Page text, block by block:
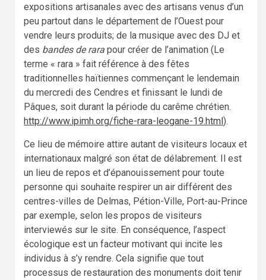
expositions artisanales avec des artisans venus d’un
peu partout dans le département de l’Ouest pour
vendre leurs produits; de la musique avec des DJ et
des bandes de rara pour créer de l’animation (Le
terme « rara » fait référence à des fêtes
traditionnelles haïtiennes commençant le lendemain
du mercredi des Cendres et finissant le lundi de
Pâques, soit durant la période du carême chrétien.
http://www.ipimh.org/fiche-rara-leogane-19.html).
Ce lieu de mémoire attire autant de visiteurs locaux et
internationaux malgré son état de délabrement. Il est
un lieu de repos et d’épanouissement pour toute
personne qui souhaite respirer un air différent des
centres-villes de Delmas, Pétion-Ville, Port-au-Prince
par exemple, selon les propos de visiteurs
interviewés sur le site. En conséquence, l’aspect
écologique est un facteur motivant qui incite les
individus à s’y rendre. Cela signifie que tout
processus de restauration des monuments doit tenir